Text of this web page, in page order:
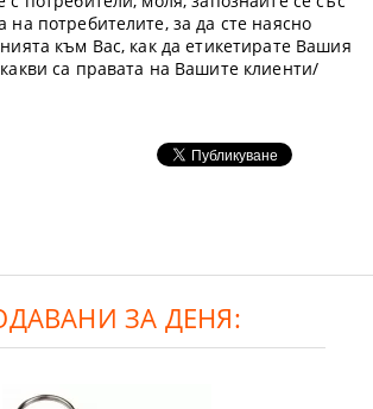
на потребителите, за да сте наясно
към Вас, как да етикетирате Вашия
са правата на Вашите клиенти/
ЗА ДЕНЯ: